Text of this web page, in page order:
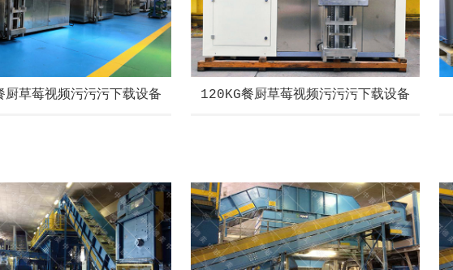
厨草莓视频污污污下载设备 120KG餐厨草莓视频污污污下载设备